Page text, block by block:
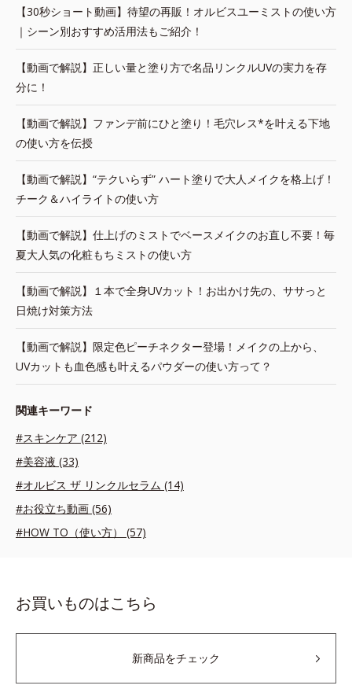
【30秒ショート動画】待望の再販！オルビスユーミストの使い方
｜シーン別おすすめ活用法もご紹介！
【動画で解説】正しい量と塗り方で名品リンクルUVの実力を存
分に！
【動画で解説】ファンデ前にひと塗り！毛穴レス*を叶える下地
の使い方を伝授
【動画で解説】“テクいらず” ハート塗りで大人メイクを格上げ！
チーク＆ハイライトの使い方
【動画で解説】仕上げのミストでベースメイクのお直し不要！毎
夏大人気の化粧もちミストの使い方
【動画で解説】１本で全身UVカット！お出かけ先の、ササっと
日焼け対策方法
【動画で解説】限定色ピーチネクター登場！メイクの上から、
UVカットも血色感も叶えるパウダーの使い方って？
関連キーワード
#スキンケア (212)
#美容液 (33)
#オルビス ザ リンクルセラム (14)
#お役立ち動画 (56)
#HOW TO（使い方） (57)
お買いものはこちら
新商品をチェック